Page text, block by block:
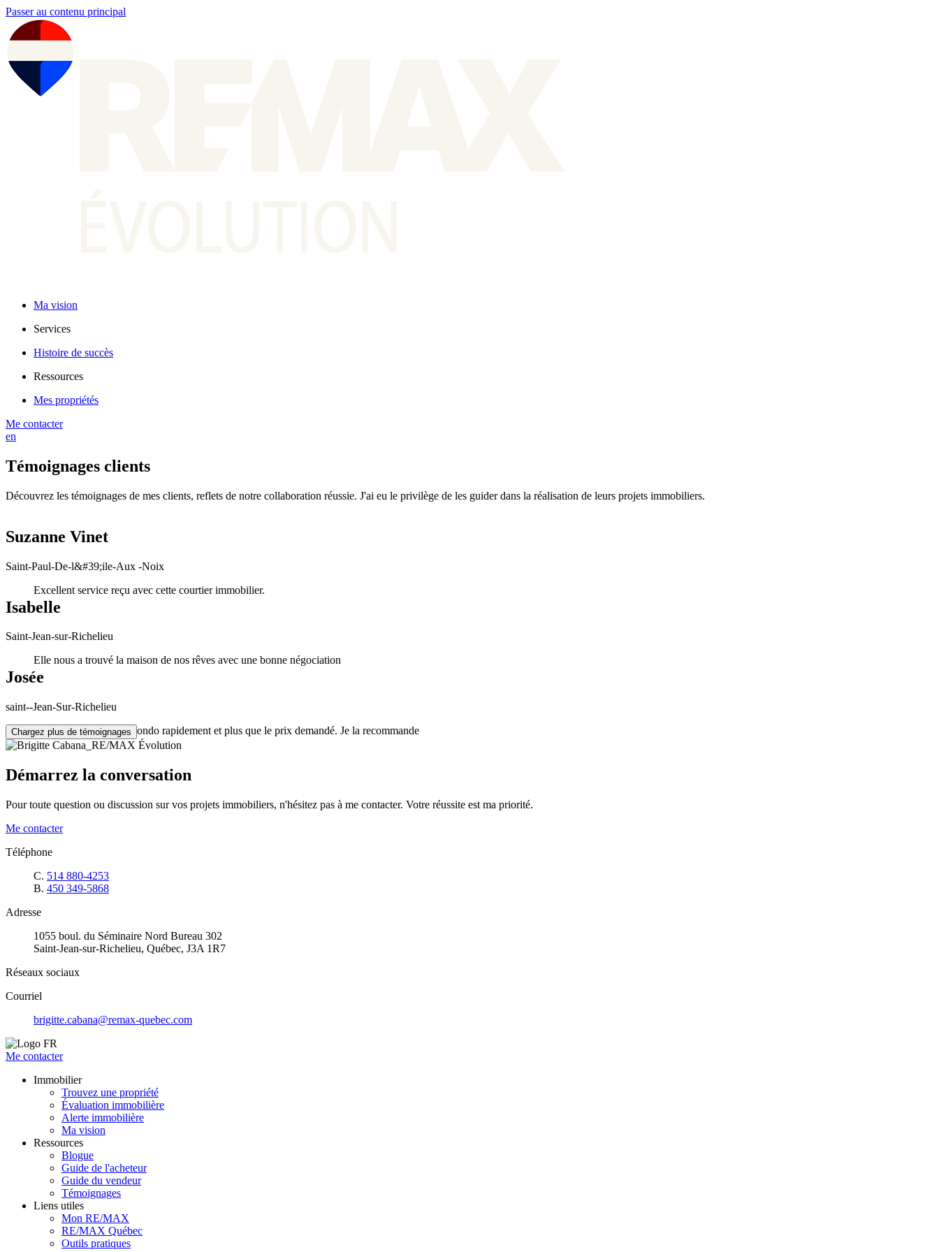
Passer au contenu principal
Ma vision
Services
Histoire de succès
Ressources
Mes propriétés
Me contacter
en
Témoignages clients
Découvrez les témoignages de mes clients, reflets de notre collaboration réussie. J'ai eu le privilège de les guider dans la réalisation de leurs projets immobiliers.
Suzanne Vinet
Saint-Paul-De-l&#39;ile-Aux -Noix
Excellent service reçu avec cette courtier immobilier.
Isabelle
Saint-Jean-sur-Richelieu
Elle nous a trouvé la maison de nos rêves avec une bonne négociation
Josée
saint--Jean-Sur-Richelieu
Brigitte a vendu notre condo rapidement et plus que le prix demandé. Je la recommande
Chargez plus de témoignages
Démarrez la conversation
Pour toute question ou discussion sur vos projets immobiliers, n'hésitez pas à me contacter. Votre réussite est ma priorité.
Me contacter
Téléphone
C. 514 880-4253
B. 450 349-5868
Adresse
1055 boul. du Séminaire Nord Bureau 302
Saint-Jean-sur-Richelieu, Québec, J3A 1R7
Réseaux sociaux
Courriel
brigitte.cabana@remax-quebec.com
Me contacter
Immobilier
Trouvez une propriété
Évaluation immobilière
Alerte immobilière
Ma vision
Ressources
Blogue
Guide de l'acheteur
Guide du vendeur
Témoignages
Liens utiles
Mon RE/MAX
RE/MAX Québec
Outils pratiques